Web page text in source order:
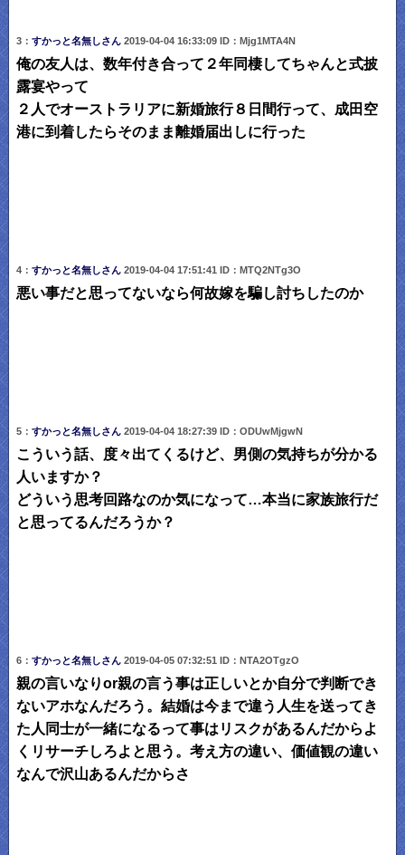
3： すかっと名無しさん 2019-04-04 16:33:09 ID：Mjg1MTA4N
俺の友人は、数年付き合って２年同棲してちゃんと式披
露宴やって
２人でオーストラリアに新婚旅行８日間行って、成田空
港に到着したらそのまま離婚届出しに行った
4： すかっと名無しさん 2019-04-04 17:51:41 ID：MTQ2NTg3O
悪い事だと思ってないなら何故嫁を騙し討ちしたのか
5： すかっと名無しさん 2019-04-04 18:27:39 ID：ODUwMjgwN
こういう話、度々出てくるけど、男側の気持ちが分かる
人いますか？
どういう思考回路なのか気になって…本当に家族旅行だ
と思ってるんだろうか？
6： すかっと名無しさん 2019-04-05 07:32:51 ID：NTA2OTgzO
親の言いなりor親の言う事は正しいとか自分で判断でき
ないアホなんだろう。結婚は今まで違う人生を送ってき
た人同士が一緒になるって事はリスクがあるんだからよ
くリサーチしろよと思う。考え方の違い、価値観の違い
なんで沢山あるんだからさ